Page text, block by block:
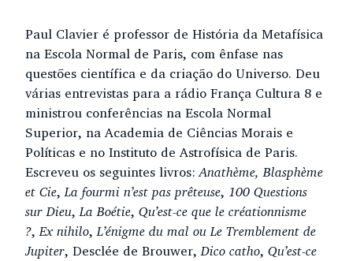
Paul Clavier é professor de História da Metafísica
na Escola Normal de Paris, com ênfase nas
questões científica e da criação do Universo. Deu
várias entrevistas para a rádio França Cultura 8 e
ministrou conferências na Escola Normal
Superior, na Academia de Ciências Morais e
Políticas e no Instituto de Astrofísica de Paris.
Escreveu os seguintes livros:Anathème, Blasphème
et Cie,La fourmi n’est pas prêteuse, 100 Questions
sur Dieu,La Boétie, Qu’est-ce que le créationnisme
?,Ex nihilo,L’énigme du mal ou Le Tremblement de
Jupiter, Desclée de Brouwer,Dico catho, Qu’est-ce